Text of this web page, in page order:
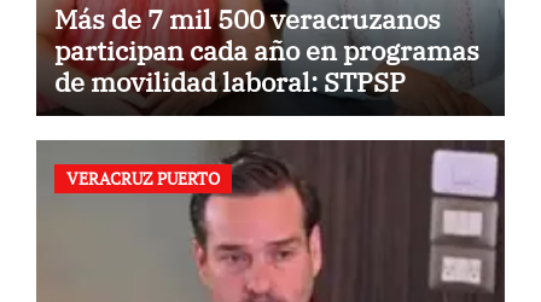
Más de 7 mil 500 veracruzanos
participan cada año en programas
de movilidad laboral: STPSP
VERACRUZ PUERTO